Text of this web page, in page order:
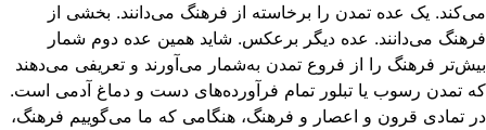
یک عده تمدن را برخاسته از فرهنگ می‌دانند. بخشی از
می‌دانند. عده‌ دیگر برعکس. شاید همین عده دوم شمار
فرهنگ را از فروع تمدن به‌شمار می‌آورند و تعریفی می‌دهند
تمدن رسوب یا تبلور تمام فرآورده‌های دست و دماغ آدمی است.
تمادی قرون و اعصار و فرهنگ، هنگامی که ما می‌‌گوییم فرهنگ،